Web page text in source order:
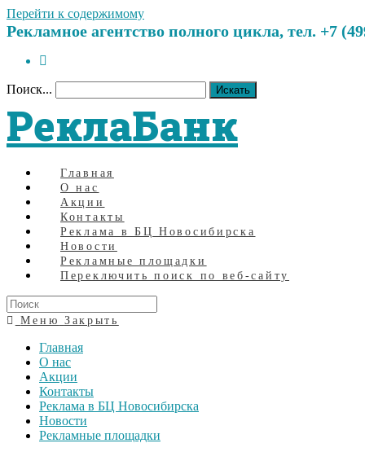
Перейти к содержимому
Рекламное агентство полного цикла, тел. +7
Поиск... Искать
РеклаБанк
Главная
О нас
Акции
Контакты
Реклама в БЦ Новосибирска
Новости
Рекламные площадки
Переключить поиск по веб-сайту
Меню Закрыть
Главная
О нас
Акции
Контакты
Реклама в БЦ Новосибирска
Новости
Рекламные площадки